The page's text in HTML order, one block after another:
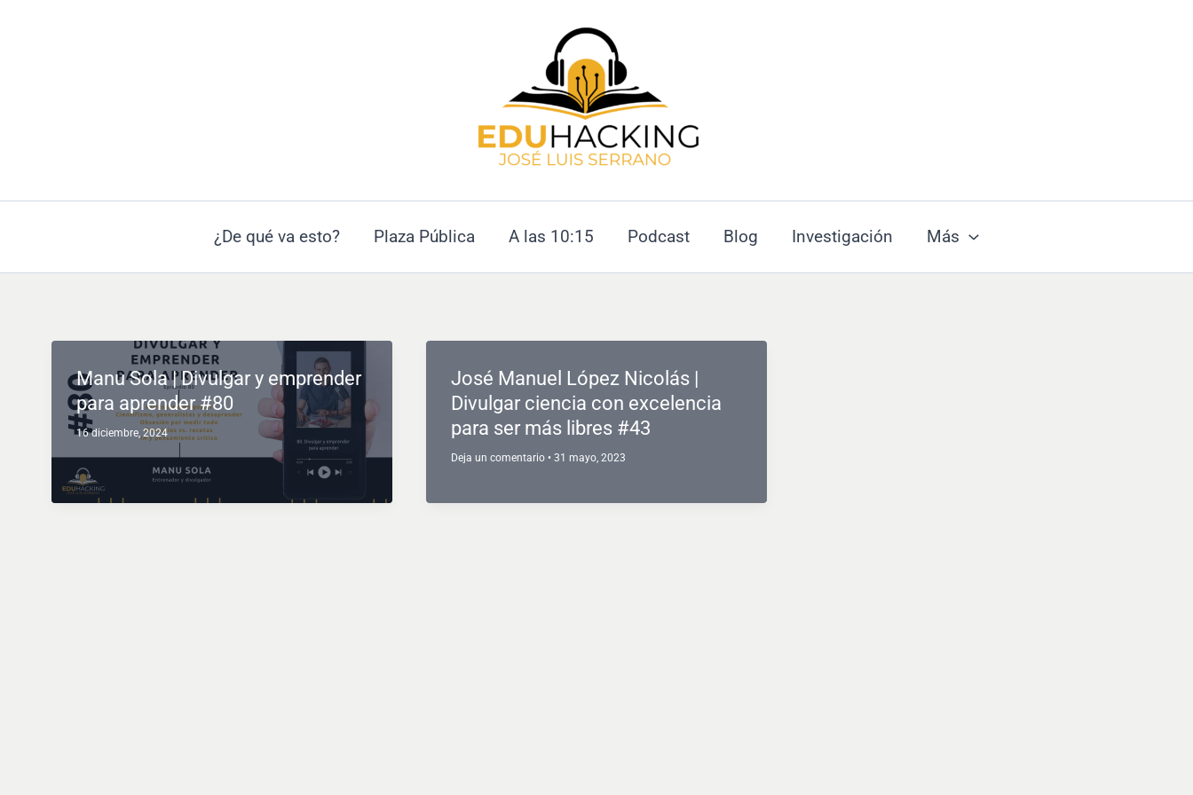
¿De qué va esto? Plaza Pública A las 10:15 Podcast Blog Investigación Más
Manu Sola | Divulgar y emprender
para aprender #80
16 diciembre, 2024
José Manuel López Nicolás |
Divulgar ciencia con excelencia
para ser más libres #43
Deja un comentario •31 mayo, 2023